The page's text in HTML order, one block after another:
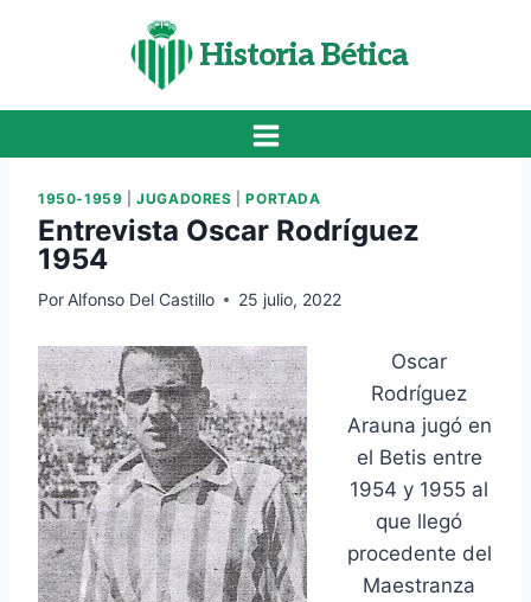
Historia Bética
1950-1959 |JUGADORES |PORTADA
Entrevista Oscar Rodríguez
1954
Por Alfonso Del Castillo 25 julio, 2022
Oscar
Rodríguez
Arauna jugó en
el Betis entre
1954 y 1955 al
que llegó
procedente del
Maestranza